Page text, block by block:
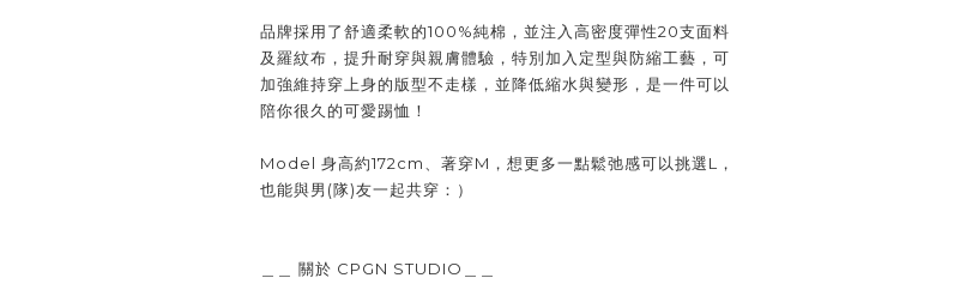
品牌採用了舒適柔軟的100%純棉，並注入高密度彈性20支面料
及羅紋布，提升耐穿與親膚體驗，特別加入定型與防縮工藝，可
加強維持穿上身的版型不走樣，並降低縮水與變形，是一件可以
陪你很久的可愛踢恤！
Model 身高約172cm、著穿M，想更多一點鬆弛感可以挑選L，
也能與男(隊)友一起共穿：）
＿＿ 關於 CPGN STUDIO＿＿